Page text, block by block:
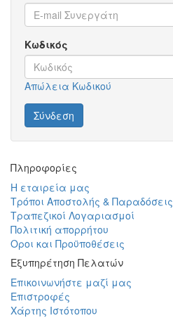
Κωδικός
Απώλεια Κωδικού
Πληροφορίες
Η εταιρεία μας
Τρόποι Αποστολής & Παραδόσεις
Τραπεζικοί Λογαριασμοί
Πολιτική απορρήτου
Οροι και Προϋποθέσεις
Εξυπηρέτηση Πελατών
Επικοινωνήστε μαζί μας
Επιστροφές
Χάρτης Ιστότοπου